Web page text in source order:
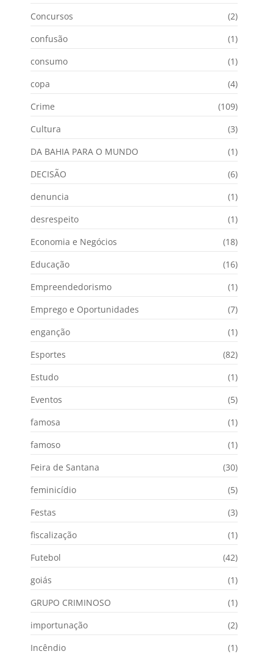
Concursos
(2)
confusão
(1)
consumo
(1)
copa
(4)
Crime
(109)
Cultura
(3)
DA BAHIA PARA O MUNDO
(1)
DECISÃO
(6)
denuncia
(1)
desrespeito
(1)
Economia e Negócios
(18)
Educação
(16)
Empreendedorismo
(1)
Emprego e Oportunidades
(7)
enganção
(1)
Esportes
(82)
Estudo
(1)
Eventos
(5)
famosa
(1)
famoso
(1)
Feira de Santana
(30)
feminicídio
(5)
Festas
(3)
fiscalização
(1)
Futebol
(42)
goiás
(1)
GRUPO CRIMINOSO
(1)
importunação
(2)
Incêndio
(1)